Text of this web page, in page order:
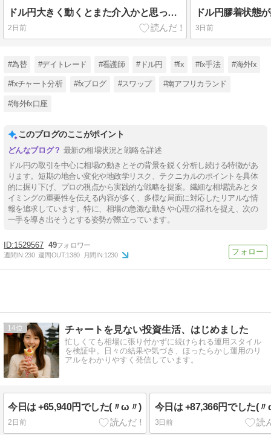
ドル円大きく動くとまた介入かと思ってしまうのです
2日前
ドル円膠着状態
3日前
#為替 #デイトレード #看護師 #ドル円 #fx #fx手法 #海外fx
#fxチャート分析 #fxブログ #スワップ #南アフリカランド
#海外fx口座
このブログのここがポイント
最新の相場状況と戦略を詳述
ドル円の取引を中心に相場の動きとその背景を鋭く分析し続ける特徴があ
ります。短期の地合い変化や地政学リスク、テクニカルのポイントを具体
的に掘り下げ、プロの視点から実践的な戦略を提案。繊細な相場読みとタ
イミングの重要性を伝える内容が多く、多様な局面に対応したリアルな情
報を追求しています。特に、相場の急激な動きや心理の揺れを捉え、次の
一手を導き出そうとする姿勢が際立っています。
1529567 49
週間IN:230 週間OUT:1380 月間IN:1230
14 チャートを見ない投資生活、はじめました
忙しくても相場に張り付かずに続けられる運用スタイル
を検証中。日々の結果や気づき、ほったらかし運用のリ
アルをわかりやすく発信しています。
今日は +65,940円でした(〃ω〃)
2日前
今日は +87,366円でした(
3日前